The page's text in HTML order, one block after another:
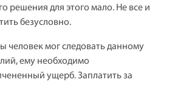
решения для этого мало. Не все и
безусловно.
человек мог следовать данному
ему необходимо
ущерб. Заплатить за